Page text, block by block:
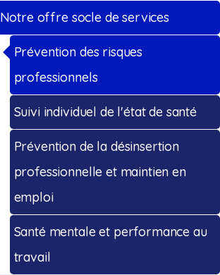
Notre offre socle de services
Prévention des risques
professionnels
Suivi individuel de l'état de santé
Prévention de la désinsertion
professionnelle et maintien en
emploi
Santé mentale et performance au
travail